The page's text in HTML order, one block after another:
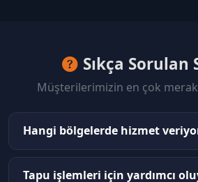
Sıkça Sorulan
Müşterilerimizin en çok
Hangi bölgelerde hizmet
Tapu işlemleri için yardımcı